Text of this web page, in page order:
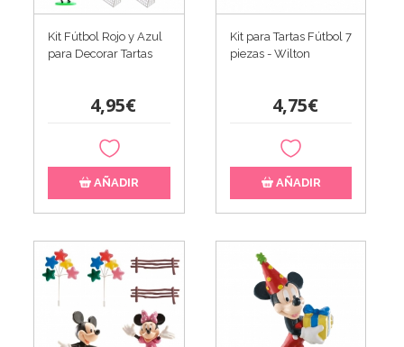
Kit Fútbol Rojo y Azul
para Decorar Tartas
4,95€
AÑADIR
Kit para Tartas Fútbol 7
piezas - Wilton
4,75€
AÑADIR